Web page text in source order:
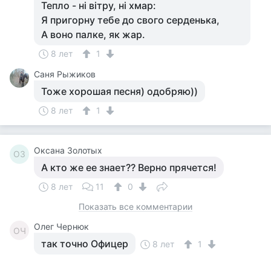
Тепло - нi вiтру, нi хмар:
Я пригорну тебе до свого серденька,
А воно палке, як жар.
8 лет
1
Саня Рыжиков
Тоже хорошая песня) одобряю))
8 лет 1
ОЗ Оксана Золотых
А кто же ее знает?? Верно прячется!
8 лет 11
0
Показать все комментарии
ОЧ Олег Чернюк
так точно Офицер 8 лет 1